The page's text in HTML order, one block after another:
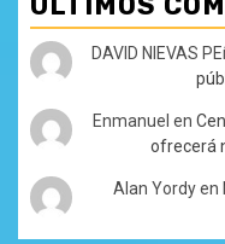
DAVID NIEVAS
Enmanuel en
ofrecerá
Alan Yordyen